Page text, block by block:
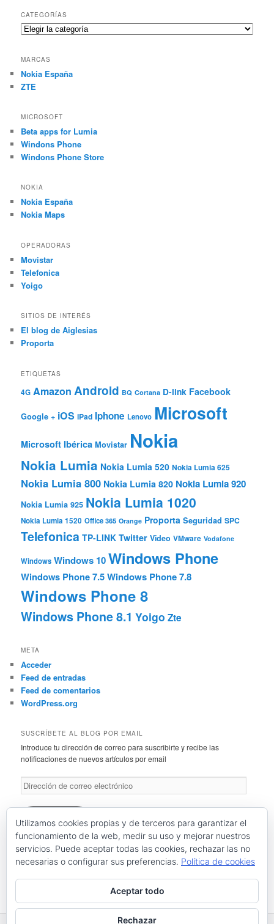
CATEGORÍAS
Categorías
MARCAS
Nokia España
ZTE
MICROSOFT
Beta apps for Lumia
Windons Phone
Windons Phone Store
NOKIA
Nokia España
Nokia Maps
OPERADORAS
Movistar
Telefonica
Yoigo
SITIOS DE INTERÉS
El blog de Aiglesias
Proporta
ETIQUETAS
4G Amazon Android BQ Cortana D-link Facebook
Google + iOS iPad Iphone Lenovo Microsoft
Microsoft Ibérica Movistar Nokia
Nokia Lumia Nokia Lumia 520 Nokia Lumia 625
Nokia Lumia 800 Nokia Lumia 820 Nokia Lumia 920
Nokia Lumia 925 Nokia Lumia 1020
Nokia Lumia 1520 Office 365 Orange Proporta Seguridad SPC
Telefonica TP-LINK Twitter Video VMware Vodafone
Windows Windows 10Windows Phone
Windows Phone 7.5Windows Phone 7.8
Windows Phone 8
Windows Phone 8.1 Yoigo Zte
META
Acceder
Feed de entradas
Feed de comentarios
WordPress.org
SUSCRÍBETE AL BLOG POR EMAIL
Introduce tu dirección de correo para suscribirte y recibe las
notificaciones de nuevos artículos por email
Dirección
de
correo
Suscríbete
Únete a otros 46 suscriptores
RSS: Entradas
Utilizamos cookies propias y de terceros para garantizar el
funcionamiento de la web, medir su uso y mejorar nuestros
servicios. Puede aceptar todas las cookies, rechazar las no
necesarias o configurar sus preferencias. Política de cookies
Aceptar todo
Rechazar